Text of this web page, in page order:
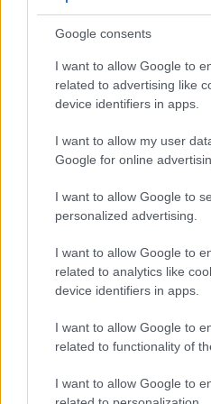
Google consents
I want to allow Google to
related to advertising like
device identifiers in apps.
I want to allow my user
Google for online
I want to allow Google to
personalized advertising.
I want to allow Google to
related to analytics like
device identifiers in apps.
I want to allow Google to
related to functionality of
I want to allow Google to
խթանում
Կարմիր կաղամբը
առողջության համար,
մանրաթելերով: Այն
ինչպես լուծվող, այնպես
որոնք կարևոր են
Անլուծելի մանրաթելը
փորկապությունից:
աղիների օգտակար
դրանց
կարևոր է:
կարմիր կաղամբի հյութը